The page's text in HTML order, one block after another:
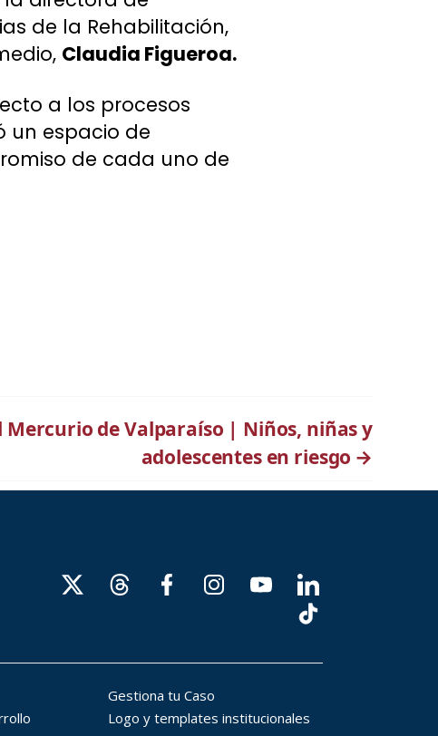
de la Rehabilitación,
Claudia Figueroa.
a los procesos
un espacio de
de cada uno de
Mercurio de Valparaíso | Niños, niñas y
adolescentes en riesgo →